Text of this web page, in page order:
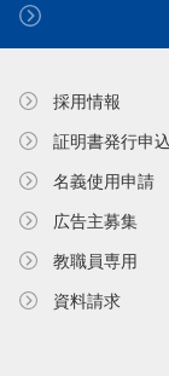
採用情報
証明書発⾏申込
名義使⽤申請
広告主募集
教職員専⽤
資料請求